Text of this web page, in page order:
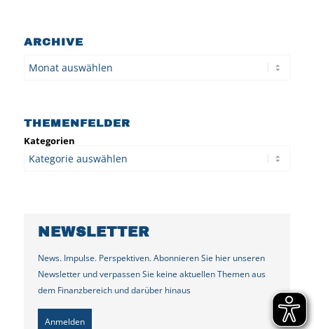
ARCHIVE
THEMENFELDER
Kategorien
NEWSLETTER
News. Impulse. Perspektiven. Abonnieren Sie hier unseren
Newsletter und verpassen Sie keine aktuellen Themen aus
dem Finanzbereich und darüber hinaus
Anmelden